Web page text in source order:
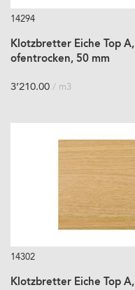
14294
Klotzbretter Eiche Top A,
ofentrocken, 50 mm
3’210.00 / m3
14302
Klotzbretter Eiche Top A,